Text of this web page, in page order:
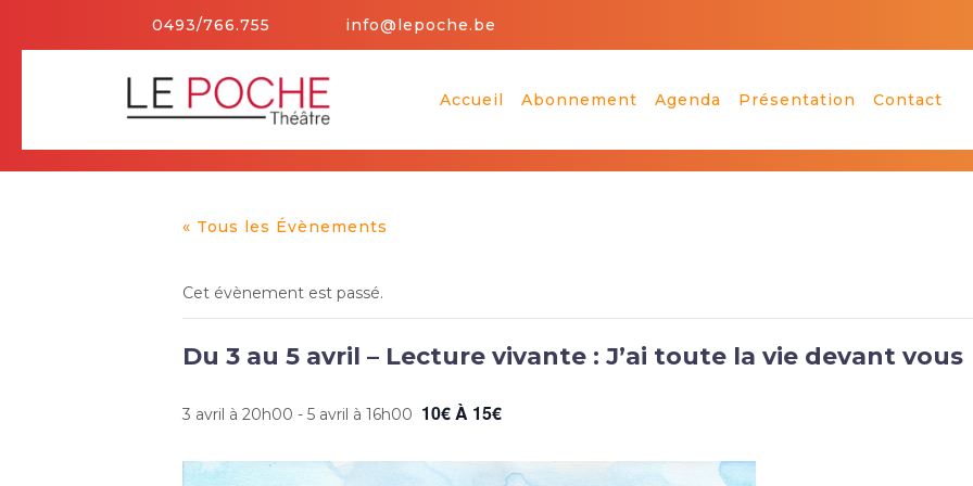
0493/766.755 info@lepoche.be
Accueil Abonnement Agenda Présentation Contact
« Tous les Évènements
Cet évènement est passé.
Du 3 au 5 avril – Lecture vivante : J’ai toute la vie devant vous
3 avril à 20h00 - 5 avril à 16h00 10€ À 15€